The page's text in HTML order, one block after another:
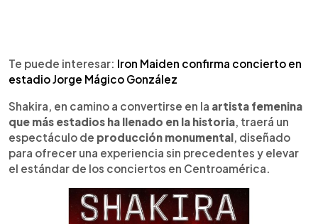
Te puede interesar: Iron Maiden confirma concierto en
estadio Jorge Mágico González
Shakira, en camino a convertirse en la artista femenina
que más estadios ha llenado en la historia, traerá un
espectáculo de producción monumental, diseñado
para ofrecer una experiencia sin precedentes y elevar
el estándar de los conciertos en Centroamérica.